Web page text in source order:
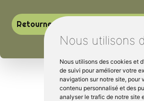
Nous utilisons
Nous utilisons des cookies et
de suivi pour améliorer votre
navigation sur notre site, pour
contenu personnalisé et des
analyser le trafic de notre site
Retourner vers blanchard-